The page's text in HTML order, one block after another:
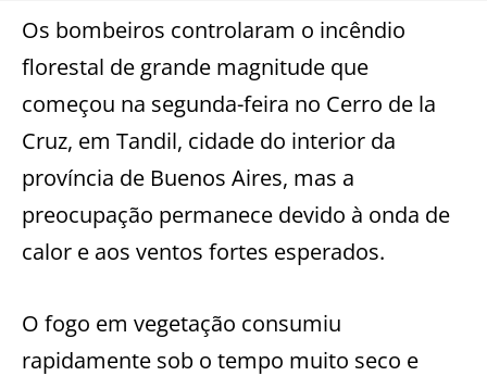
Os bombeiros controlaram o incêndio
florestal de grande magnitude que
começou na segunda-feira no Cerro de la
Cruz, em Tandil, cidade do interior da
província de Buenos Aires, mas a
preocupação permanece devido à onda de
calor e aos ventos fortes esperados.
O fogo em vegetação consumiu
rapidamente sob o tempo muito seco e